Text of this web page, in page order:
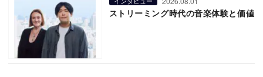
ストリーミング時代の音楽体験と価値